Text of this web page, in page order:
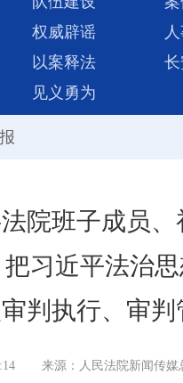
权威辟谣
以案释法
见义勇为
院班子成员、
习近平法治
判执行、审判
来源：人民法院新闻传媒